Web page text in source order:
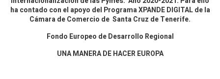
ha contado con el apoyo del Programa XPANDE DIGITAL de la
Cámara de Comercio de Santa Cruz de Tenerife.
Fondo Europeo de Desarrollo Regional
UNA MANERA DE HACER EUROPA